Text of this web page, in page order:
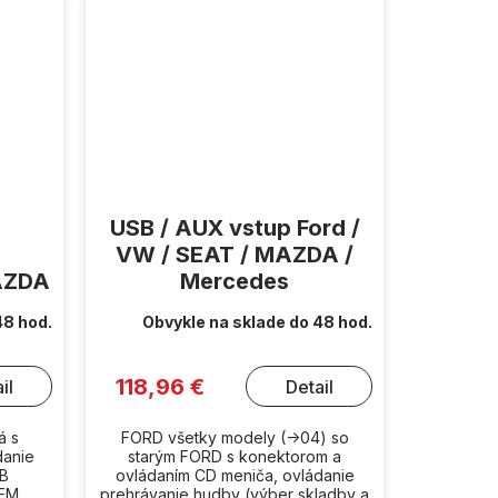
hod.
s
USB / AUX vstup Ford /
VW / SEAT / MAZDA /
Mercedes
Obvykle na sklade do 48 hod.
118,96 € Detail
FORD všetky modely (->04) so
starým FORD s konektorom a
ovládaním CD meniča, ovládanie